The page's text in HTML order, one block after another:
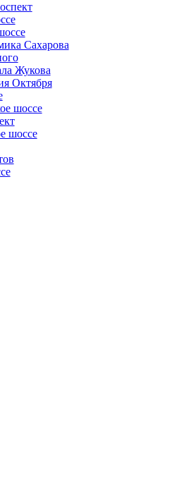
Сахарова
Жукова
Октября
шоссе
шоссе